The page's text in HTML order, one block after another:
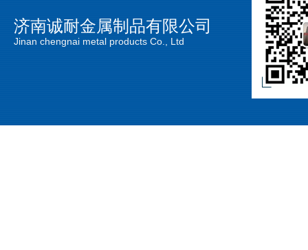
济南诚耐金属制品有限公司
Jinan chengnai metal products Co., Ltd